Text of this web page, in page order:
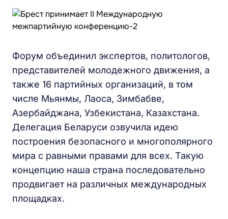
Форум объединил экспертов, политологов,
представителей молодежного движения, а
также 16 партийных организаций, в том
числе Мьянмы, Лаоса, Зимбабве,
Азербайджана, Узбекистана, Казахстана.
Делегация Беларуси озвучила идею
построения безопасного и многополярного
мира с равными правами для всех. Такую
концепцию наша страна последовательно
продвигает на различных международных
площадках.